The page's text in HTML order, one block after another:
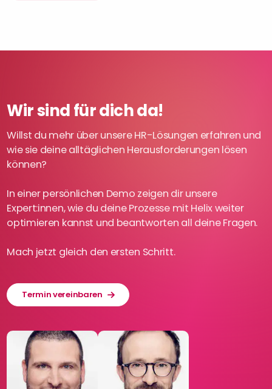
Wir sind für dich da!
Willst du mehr über unsere HR-Lösungen erfahren und
wie sie deine alltäglichen Herausforderungen lösen
können?
In einer persönlichen Demo zeigen dir unsere
Expert:innen, wie du deine Prozesse mit Helix weiter
optimieren kannst und beantworten all deine Fragen.
Mach jetzt gleich den ersten Schritt.
Termin vereinbaren